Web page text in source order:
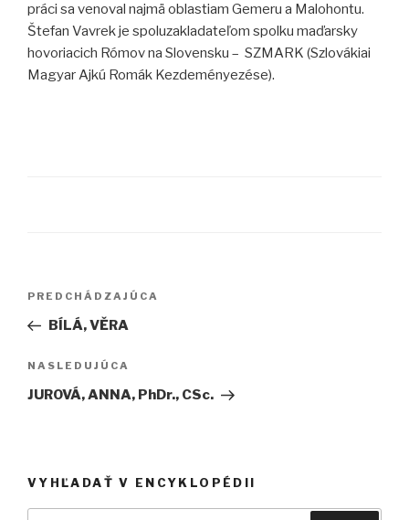
práci sa venoval najmä oblastiam Gemeru a Malohontu.
Štefan Vavrek je spoluzakladateľom spolku maďarsky
hovoriacich Rómov na Slovensku – SZMARK (Szlovákiai
Magyar Ajkú Romák Kezdeményezése).
Navigácia
Predchádzajúci
článok
PREDCHÁDZAJÚCA
BÍLÁ, VĚRA
Ďalší
článok
NASLEDUJÚCA
JUROVÁ, ANNA, PhDr., CSc.
VYHĽADAŤ V ENCYKLOPÉDII